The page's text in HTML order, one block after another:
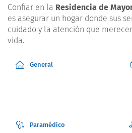
Confiar en la Residencia de
es asegurar un hogar donde sus
cuidado y la atención que
vida.
General
Paramédico